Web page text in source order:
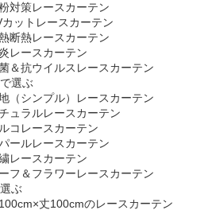
対策レースカーテン
カットレースカーテン
断熱レースカーテン
レースカーテン
＆抗ウイルスレースカーテン
選ぶ
（シンプル）レースカーテン
ュラルレースカーテン
コレースカーテン
ールレースカーテン
レースカーテン
フ＆フラワーレースカーテン
ぶ
丈100cmのレースカーテン